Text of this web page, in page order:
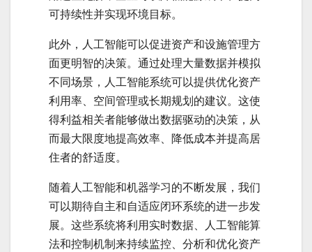
可持续性并实现环境目标。
此外，人工智能可以促进资产和设施管理方
面更明智的决策。通过处理大量数据并模拟
不同场景，人工智能系统可以提供优化资产
利用率、空间管理或长期规划的建议。这使
得利益相关者能够做出数据驱动的决策，从
而最大限度地提高效率、降低成本并提高居
住者的舒适度。
随着人工智能和机器学习的不断发展，我们
可以期待自主和自适应闭环系统的进一步发
展。这些系统将利用实时数据、人工智能算
法和控制机制来持续监控、分析和优化资产